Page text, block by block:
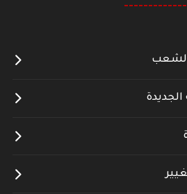
الجديدة